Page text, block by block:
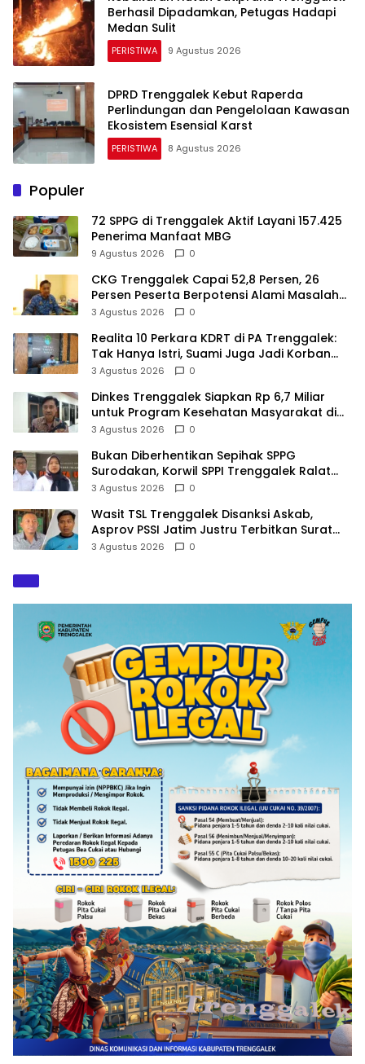
Berhasil Dipadamkan, Petugas Hadapi
Medan Sulit
PERISTIWA 9 Agustus 2026
DPRD Trenggalek Kebut Raperda
Perlindungan dan Pengelolaan Kawasan
Ekosistem Esensial Karst
PERISTIWA 8 Agustus 2026
Populer
72 SPPG di Trenggalek Aktif Layani 157.425
Penerima Manfaat MBG
9 Agustus 2026 0
CKG Trenggalek Capai 52,8 Persen, 26
Persen Peserta Berpotensi Alami Masalah
Kejiwaan
3 Agustus 2026 0
Realita 10 Perkara KDRT di PA Trenggalek:
Tak Hanya Istri, Suami Juga Jadi Korban
Kekerasan
3 Agustus 2026 0
Dinkes Trenggalek Siapkan Rp 6,7 Miliar
untuk Program Kesehatan Masyarakat di
2027
3 Agustus 2026 0
Bukan Diberhentikan Sepihak SPPG
Surodakan, Korwil SPPI Trenggalek Ralat
Pernyataan Soal Permata Umat Tolak MBG
3 Agustus 2026 0
Wasit TSL Trenggalek Disanksi Askab,
Asprov PSSI Jatim Justru Terbitkan Surat
Tugas di Hari yang Sama
3 Agustus 2026 0